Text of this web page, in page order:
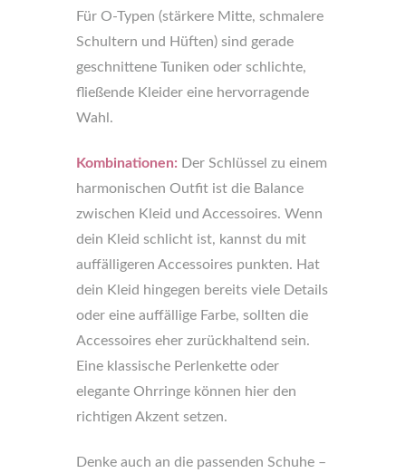
Für O-Typen (stärkere Mitte, schmalere
Schultern und Hüften) sind gerade
geschnittene Tuniken oder schlichte,
fließende Kleider eine hervorragende
Wahl.
Kombinationen: Der Schlüssel zu einem
harmonischen Outfit ist die Balance
zwischen Kleid und Accessoires. Wenn
dein Kleid schlicht ist, kannst du mit
auffälligeren Accessoires punkten. Hat
dein Kleid hingegen bereits viele Details
oder eine auffällige Farbe, sollten die
Accessoires eher zurückhaltend sein.
Eine klassische Perlenkette oder
elegante Ohrringe können hier den
richtigen Akzent setzen.
Denke auch an die passenden Schuhe –